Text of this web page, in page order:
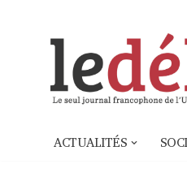
ACTUALITÉS